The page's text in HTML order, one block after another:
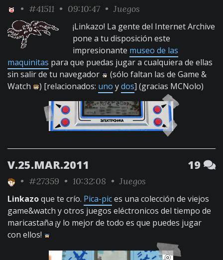
• #41511 • 09:10:47 • Juegos
¡Linkazo! La gente del Internet Archive
pone a tu disposición este
impresionante museo de las
maquinitas para que puedas jugar a cualquiera de ellas
sin salir de tu navegador
(sólo faltan las de Game &
Watch
) [relacionados: uno ydos] (gracias MCNolo)
V.25.MAR.2011 19
• #27359 • 10:32:08 • Juegos
Linkazoque te crío. Pica-pices una colección de viejos
game&watch y otros juegos eléctronicos del tiempo de
maricastaña ¡y lo mejor de todo es que puedes jugar
con ellos!